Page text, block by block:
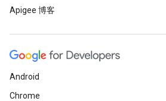
Apigee 博客
Android
Chrome